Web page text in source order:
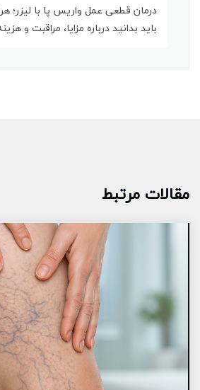
درمان قطعی عمل واریس پا با لیزر؛
باید بدانید درباره مزایا، مراقبت و
مقالات مرتبط